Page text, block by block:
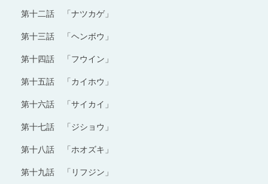
第十二話 「ナツカゲ」
第十三話 「ヘンボウ」
第十四話 「フウイン」
第十五話 「カイホウ」
第十六話 「サイカイ」
第十七話 「ジショウ」
第十八話 「ホオズキ」
第十九話 「リフジン」